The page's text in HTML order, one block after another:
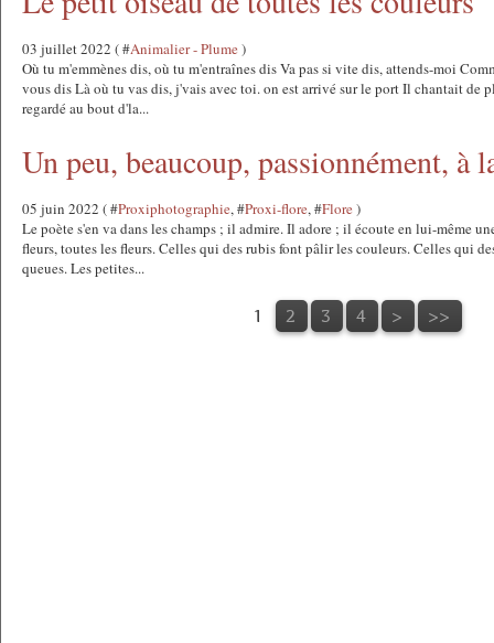
03 juillet 2022 ( #Animalier - Plume)
Où tu m'emmènes dis, où tu m'entraînes dis Va pas si vite dis, attends-moi
vous dis Là où tu vas dis, j'vais avec toi. on est arrivé sur le port Il chantait de
regardé au bout d'la...
Un peu, beaucoup, passionnément, à
05 juin 2022 ( #Proxiphotographie, #Proxi-flore, #Flore)
Le poète s'en va dans les champs ; il admire. Il adore ; il écoute en lui-même
fleurs, toutes les fleurs. Celles qui des rubis font pâlir les couleurs. Celles qui
queues. Les petites...
1 2 3 4 > >>